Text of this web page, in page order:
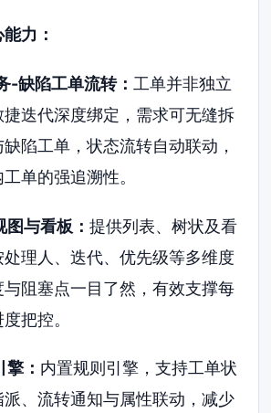
力：
-缺陷工单流转： 工单并非独立
迭代深度绑定，需求可无缝拆
陷工单，状态流转自动联动，
单的强追溯性。
图与看板：提供列表、树状及看
理人、迭代、优先级等多维度
阻塞点一目了然，有效支撑每
把控。
： 内置规则引擎，支持工单状
、流转通知与属性联动，减少